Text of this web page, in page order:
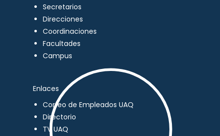
Secretarios
Direcciones
Coordinaciones
Facultades
Campus
Enlaces
Correo de Empleados UAQ
Directorio
TV UAQ